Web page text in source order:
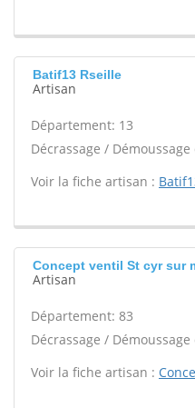
Batif13 Rseille
Artisan
Département: 13
Décrassage /
Voir la fiche artisan :
Concept ventil St cyr sur
Artisan
Département: 83
Décrassage /
Voir la fiche artisan :